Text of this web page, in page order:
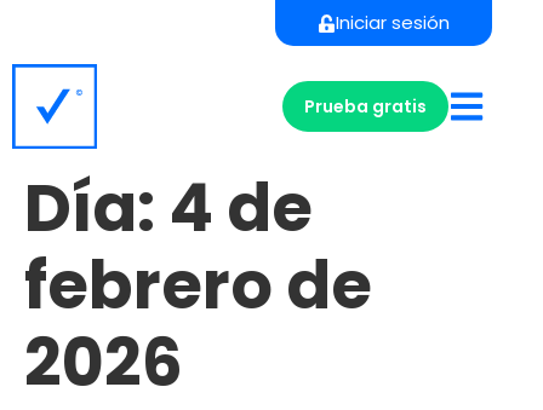
Iniciar sesión
Prueba gratis
Día: 4 de
febrero de
2026